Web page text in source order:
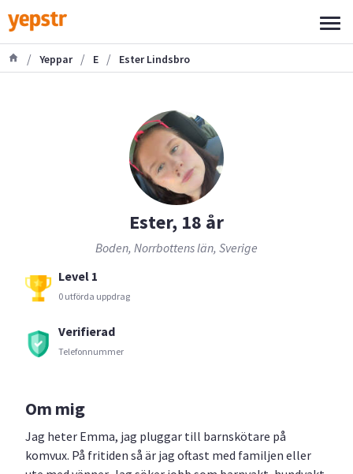
/ Yeppar / E / Ester Lindsbro
Ester, 18 år
Boden, Norrbottens län, Sverige
Level 1
0 utförda uppdrag
Verifierad
Telefonnummer
Om mig
Jag heter Emma, jag pluggar till barnskötare på
komvux. På fritiden så är jag oftast med familjen eller